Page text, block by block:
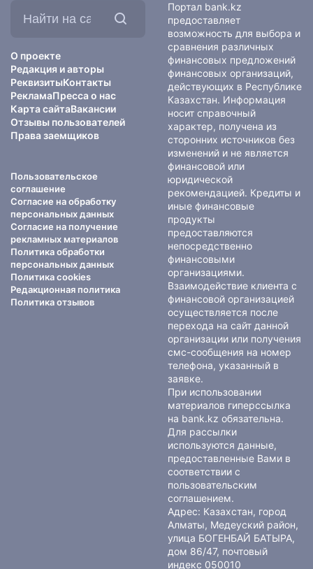
О проекте
Редакция и авторы
РеквизитыКонтакты
РекламаПресса о нас
Карта сайтаВакансии
Отзывы пользователей
Права заемщиков
Пользовательское
соглашение
Согласие на обработку
персональных данных
Согласие на получение
рекламных материалов
Политика обработки
персональных данных
Политика cookies
Редакционная политика
Политика отзывов
Портал bank.kz
предоставляет
возможность для выбора и
сравнения различных
финансовых предложений
финансовых организаций,
действующих в Республике
Казахстан. Информация
носит справочный
характер, получена из
сторонних источников без
изменений и не является
финансовой или
юридической
рекомендацией. Кредиты и
иные финансовые
продукты
предоставляются
непосредственно
финансовыми
организациями.
Взаимодействие клиента с
финансовой организацией
осуществляется после
перехода на сайт данной
организации или получения
смс-сообщения на номер
телефона, указанный в
заявке.
При использовании
материалов гиперссылка
на bank.kz обязательна.
Для рассылки
используются данные,
предоставленные Вами в
соответствии с
пользовательским
соглашением.
Адрес: Казахстан, город
Алматы, Медеуский район,
улица БОГЕНБАЙ БАТЫРА,
дом 86/47, почтовый
индекс 050010